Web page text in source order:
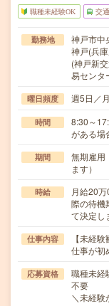
職種未経験OK 交
勤務地
神戸市中
神戸(兵
(神戸新
易センタ
曜日頻度 週5日／
時間
8:30～
がある場
期間
無期雇用
ます）
時給
月給20
際の待機
て決定し
仕事内容
【未経
仕事が初
応募資格
職種未経
不要
＼未経験